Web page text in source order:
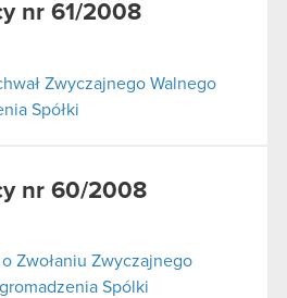
nr 61/2008
Zwyczajnego Walnego
Spółki
nr 60/2008
o Zwołaniu Zwyczajnego
Spólki